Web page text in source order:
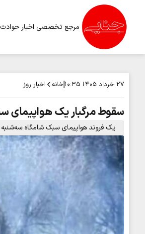
مرجع تخصصی اخبار حوادث
۲۷ خرداد ۱۴۰۵ ۱۰:۳۵ خانه اخبار روز
سقوط مرگبار یک هواپیمای
یک فروند هواپیمای سبک شامگاه